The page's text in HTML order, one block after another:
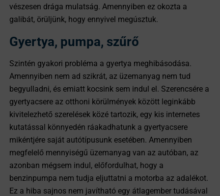
vészesen drága mulatság. Amennyiben ez okozta a
galibát, örüljünk, hogy ennyivel megúsztuk.
Gyertya, pumpa, szűrő
Szintén gyakori probléma a gyertya meghibásodása.
Amennyiben nem ad szikrát, az üzemanyag nem tud
begyulladni, és emiatt kocsink sem indul el. Szerencsére a
gyertyacsere az otthoni körülmények között leginkább
kivitelezhető szerelések közé tartozik, egy kis internetes
kutatással könnyedén ráakadhatunk a gyertyacsere
mikéntjére saját autótípusunk esetében. Amennyiben
megfelelő mennyiségű üzemanyag van az autóban, az
azonban mégsem indul, előfordulhat, hogy a
benzinpumpa nem tudja eljuttatni a motorba az adalékot.
Ez a hiba sajnos nem javítható egy átlagember tudásával